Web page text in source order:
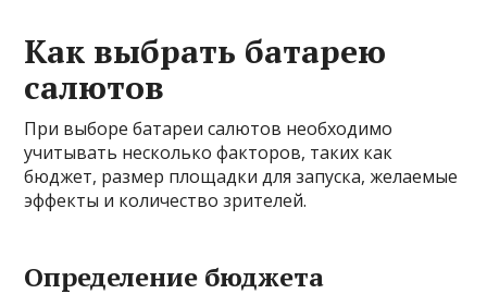
Как выбрать батарею
салютов
При выборе батареи салютов необходимо
учитывать несколько факторов, таких как
бюджет, размер площадки для запуска, желаемые
эффекты и количество зрителей.
Определение бюджета